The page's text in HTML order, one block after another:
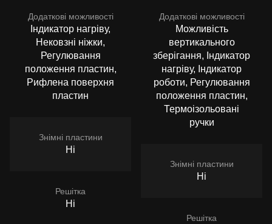
Додаткові можливості
Індикатор нагріву,
Нековзні ніжки,
Регулювання
положення пластин,
Рифлена поверхня
пластин
Знімні пластини
Ні
Решітка
Ні
Додаткові можливості
Можливість
вертикального
зберігання, Індикатор
нагріву, Індикатор
роботи, Регулювання
положення пластин,
Термоізольовані
ручки
Знімні пластини
Ні
Решітка